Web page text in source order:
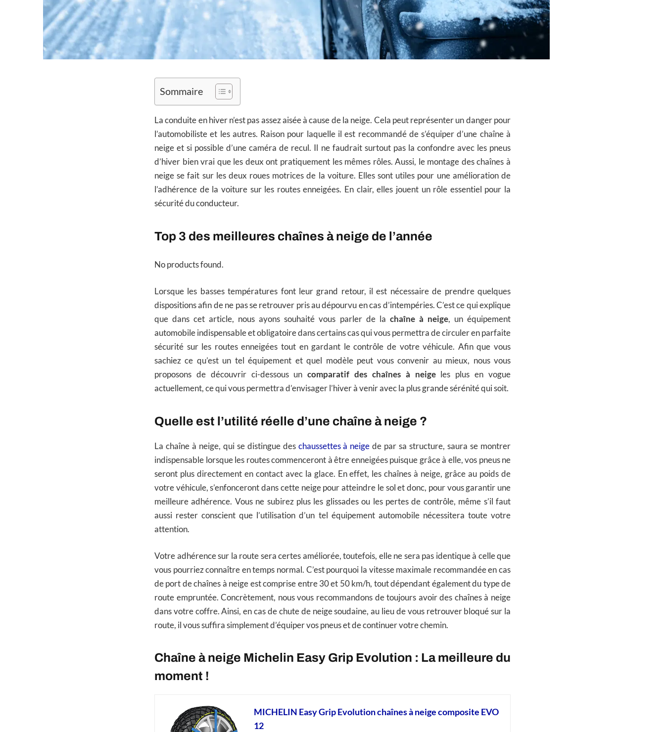
Sommaire
La conduite en hiver n’est pas assez aisée à cause de la neige. Cela peut représenter un danger pour
l’automobiliste et les autres. Raison pour laquelle il est recommandé de s’équiper d’une chaîne à
neige et si possible d’une caméra de recul. Il ne faudrait surtout pas la confondre avec les pneus
d’hiver bien vrai que les deux ont pratiquement les mêmes rôles. Aussi, le montage des chaînes à
neige se fait sur les deux roues motrices de la voiture. Elles sont utiles pour une amélioration de
l’adhérence de la voiture sur les routes enneigées. En clair, elles jouent un rôle essentiel pour la
sécurité du conducteur.
Top 3 des meilleures chaînes à neige de l’année
No products found.
Lorsque les basses températures font leur grand retour, il est nécessaire de prendre quelques
dispositions afin de ne pas se retrouver pris au dépourvu en cas d’intempéries. C’est ce qui explique
que dans cet article, nous ayons souhaité vous parler de la chaîne à neige, un équipement
automobile indispensable et obligatoire dans certains cas qui vous permettra de circuler en parfaite
sécurité sur les routes enneigées tout en gardant le contrôle de votre véhicule. Afin que vous
sachiez ce qu’est un tel équipement et quel modèle peut vous convenir au mieux, nous vous
proposons de découvrir ci-dessous uncomparatif des chaînes à neigeles plus en vogue
actuellement, ce qui vous permettra d’envisager l’hiver à venir avec la plus grande sérénité qui soit.
Quelle est l’utilité réelle d’une chaîne à neige ?
La chaîne à neige, qui se distingue des chaussettes à neige de par sa structure, saura se montrer
indispensable lorsque les routes commenceront à être enneigées puisque grâce à elle, vos pneus ne
seront plus directement en contact avec la glace. En effet, les chaînes à neige, grâce au poids de
votre véhicule, s’enfonceront dans cette neige pour atteindre le sol et donc, pour vous garantir une
meilleure adhérence. Vous ne subirez plus les glissades ou les pertes de contrôle, même s’il faut
aussi rester conscient que l’utilisation d’un tel équipement automobile nécessitera toute votre
attention.
Votre adhérence sur la route sera certes améliorée, toutefois, elle ne sera pas identique à celle que
vous pourriez connaître en temps normal. C’est pourquoi la vitesse maximale recommandée en cas
de port de chaînes à neige est comprise entre 30 et 50 km/h, tout dépendant également du type de
route empruntée. Concrètement, nous vous recommandons de toujours avoir des chaînes à neige
dans votre coffre. Ainsi, en cas de chute de neige soudaine, au lieu de vous retrouver bloqué sur la
route, il vous suffira simplement d’équiper vos pneus et de continuer votre chemin.
Chaîne à neige Michelin Easy Grip Evolution : La meilleure du
moment !
MICHELIN Easy Grip Evolution chaînes à neige composite EVO
12